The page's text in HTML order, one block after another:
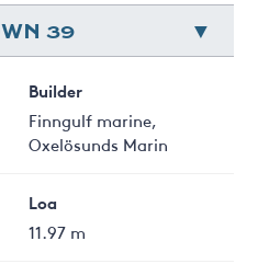
39
Builder
Finngulf marine,
Oxelösunds Marin
Loa
11.97 m